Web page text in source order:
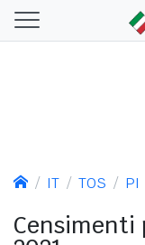
IT TOS PI
Censimenti